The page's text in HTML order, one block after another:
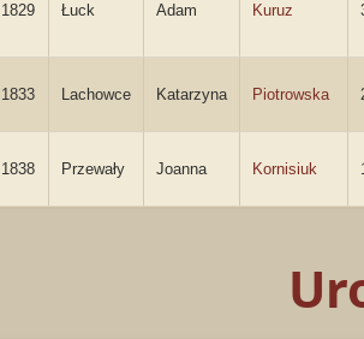
1829 Łuck Adam Kuruz
1833 Lachowce Katarzyna Piotrowska
1838 Przewały Joanna Kornisiuk